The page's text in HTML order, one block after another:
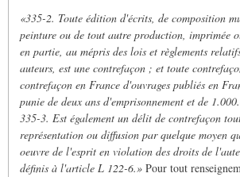
«335-2. Toute édition d'écrits, de composition
peinture ou de tout autre production, imprimée
en partie, au mépris des lois et règlements
auteurs, est une contrefaçon ; et toute
contrefaçon en France d'ouvrages publiés en
punie de deux ans d'emprisonnement et de
335-3. Est également un délit de contrefaçon
représentation ou diffusion par quelque moyen
oeuvre de l'esprit en violation des droits de
définis à l'article L 122-6.» Pour tout